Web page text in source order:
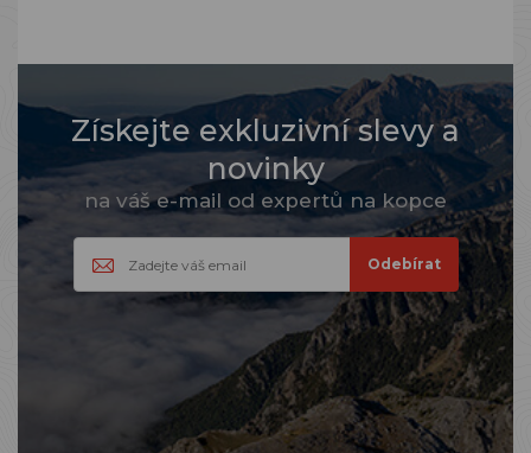
Získejte exkluzivní slevy a
novinky
na váš e-mail od expertů na kopce